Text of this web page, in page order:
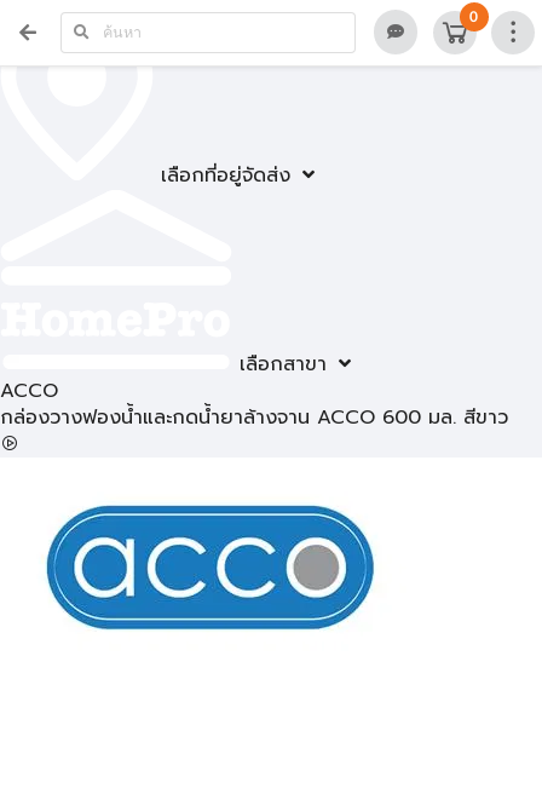
เลือกที่อยู่จัดส่ง
เลือกสาขา
0
ACCO
กล่องวางฟองน้ำและกดน้ำยาล้างจาน ACCO 600 มล. สีขาว